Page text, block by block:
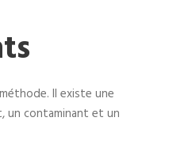
Il existe une
un contaminant et un